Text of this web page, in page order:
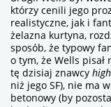
którzy cenili jego
realistyczne, jak i
żelazna kurtyna,
sposób, że typowy
o tym, że Wells
tę dzisiaj znawcy
niż jego SF), nie ma
betonowy (by